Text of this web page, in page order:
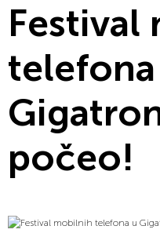
Festival
počeo!